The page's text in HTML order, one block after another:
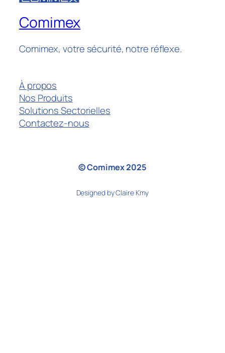
Comimex
Comimex, votre sécurité, notre réflexe.
À propos
Nos Produits
Solutions Sectorielles
Contactez-nous
© Comimex 2025
Designed by Claire Kmy